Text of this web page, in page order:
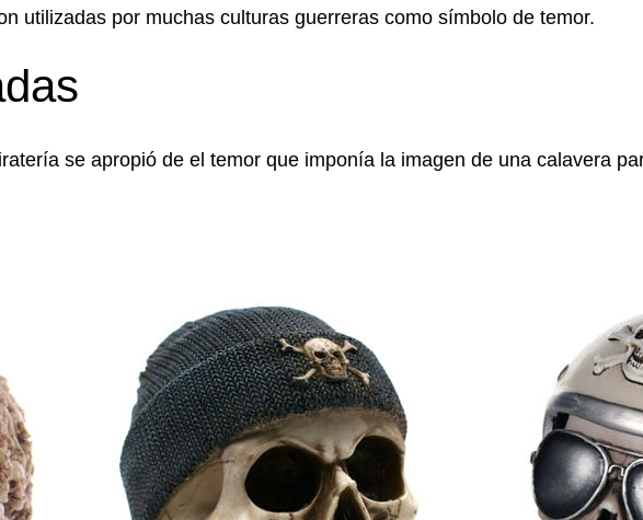
utilizadas por muchas culturas guerreras como símbolo de temor.
se apropió de el temor que imponía la imagen de una calavera